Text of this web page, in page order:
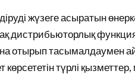
жүзеге асыратын
дистрибьюторлық
отырып тасымалдаумен
түрлі